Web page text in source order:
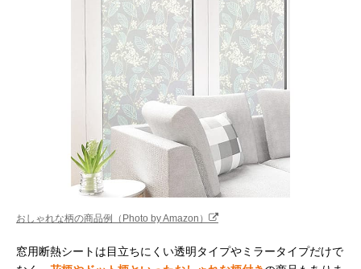
おしゃれな柄の商品例（Photo by Amazon）
窓用断熱シートは目立ちにくい透明タイプやミラータイプだけで